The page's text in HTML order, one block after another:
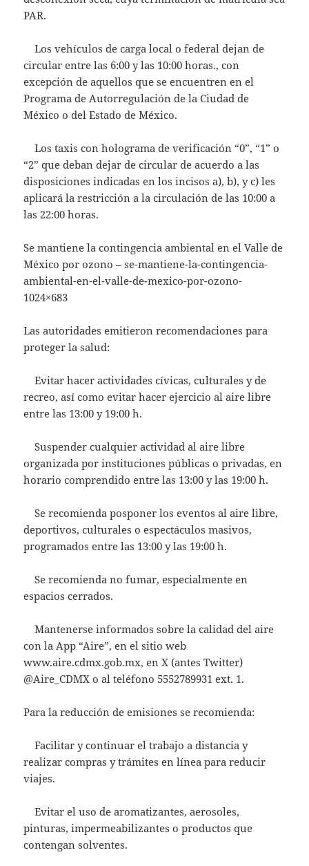
PAR.
Los vehículos de carga local o federal dejan de
circular entre las 6:00 y las 10:00 horas., con
excepción de aquellos que se encuentren en el
Programa de Autorregulación de la Ciudad de
México o del Estado de México.
Los taxis con holograma de verificación “0”, “1” o
“2” que deban dejar de circular de acuerdo a las
disposiciones indicadas en los incisos a), b), y c) les
aplicará la restricción a la circulación de las 10:00 a
las 22:00 horas.
Se mantiene la contingencia ambiental en el Valle de
México por ozono – se-mantiene-la-contingencia-
ambiental-en-el-valle-de-mexico-por-ozono-
1024×683
Las autoridades emitieron recomendaciones para
proteger la salud:
Evitar hacer actividades cívicas, culturales y de
recreo, así como evitar hacer ejercicio al aire libre
entre las 13:00 y 19:00 h.
Suspender cualquier actividad al aire libre
organizada por instituciones públicas o privadas, en
horario comprendido entre las 13:00 y las 19:00 h.
Se recomienda posponer los eventos al aire libre,
deportivos, culturales o espectáculos masivos,
programados entre las 13:00 y las 19:00 h.
Se recomienda no fumar, especialmente en
espacios cerrados.
Mantenerse informados sobre la calidad del aire
con la App “Aire”, en el sitio web
www.aire.cdmx.gob.mx, en X (antes Twitter)
@Aire_CDMX o al teléfono 5552789931 ext. 1.
Para la reducción de emisiones se recomienda:
Facilitar y continuar el trabajo a distancia y
realizar compras y trámites en línea para reducir
viajes.
Evitar el uso de aromatizantes, aerosoles,
pinturas, impermeabilizantes o productos que
contengan solventes.